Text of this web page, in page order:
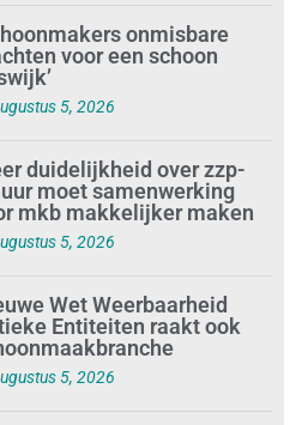
onmisbare
voor een schoon
5, 2026
duidelijkheid over zzp-
moet samenwerking
mkb makkelijker maken
5, 2026
Wet Weerbaarheid
Entiteiten raakt ook
5, 2026